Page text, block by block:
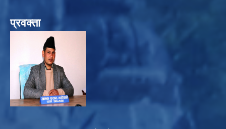
प्रवक्ता